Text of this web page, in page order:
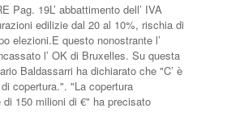
Pag. 19L’ abbattimento dell’ IVA
edilizie dal 20 al 10%, rischia di
elezioni.E questo nonostrante l’
l’ OK di Bruxelles. Su questa
Baldassarri ha dichiarato che "C’ è
copertura.". "La copertura
di 150 milioni di €" ha precisato